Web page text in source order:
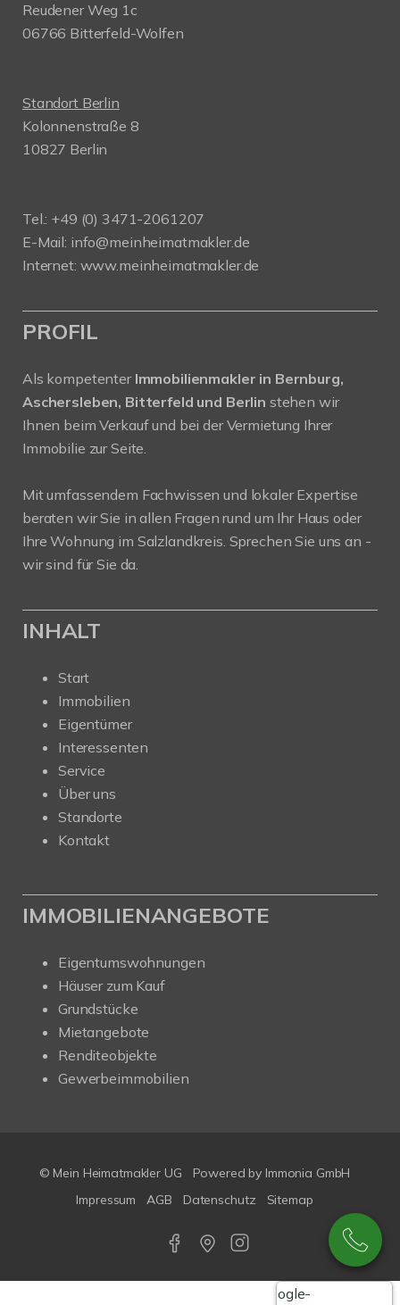
Reudener Weg 1c
06766 Bitterfeld-Wolfen
Standort Berlin
Kolonnenstraße 8
10827 Berlin
Tel.: +49 (0) 3471-2061207
E-Mail: info@meinheimatmakler.de
Internet: www.meinheimatmakler.de
PROFIL
Als kompetenter Immobilienmakler in Bernburg,
Aschersleben, Bitterfeld und Berlin stehen wir
Ihnen beim Verkauf und bei der Vermietung Ihrer
Immobilie zur Seite.
Mit umfassendem Fachwissen und lokaler Expertise
beraten wir Sie in allen Fragen rund um Ihr Haus oder
Ihre Wohnung im Salzlandkreis. Sprechen Sie uns an -
wir sind für Sie da.
INHALT
Start
Immobilien
Eigentümer
Interessenten
Service
Über uns
Standorte
Kontakt
IMMOBILIENANGEBOTE
Eigentumswohnungen
Häuser zum Kauf
Grundstücke
Mietangebote
Renditeobjekte
Gewerbeimmobilien
© Mein Heimatmakler UG
Powered by Immonia GmbH
Impressum
AGB Datenschutz Sitemap
Google-